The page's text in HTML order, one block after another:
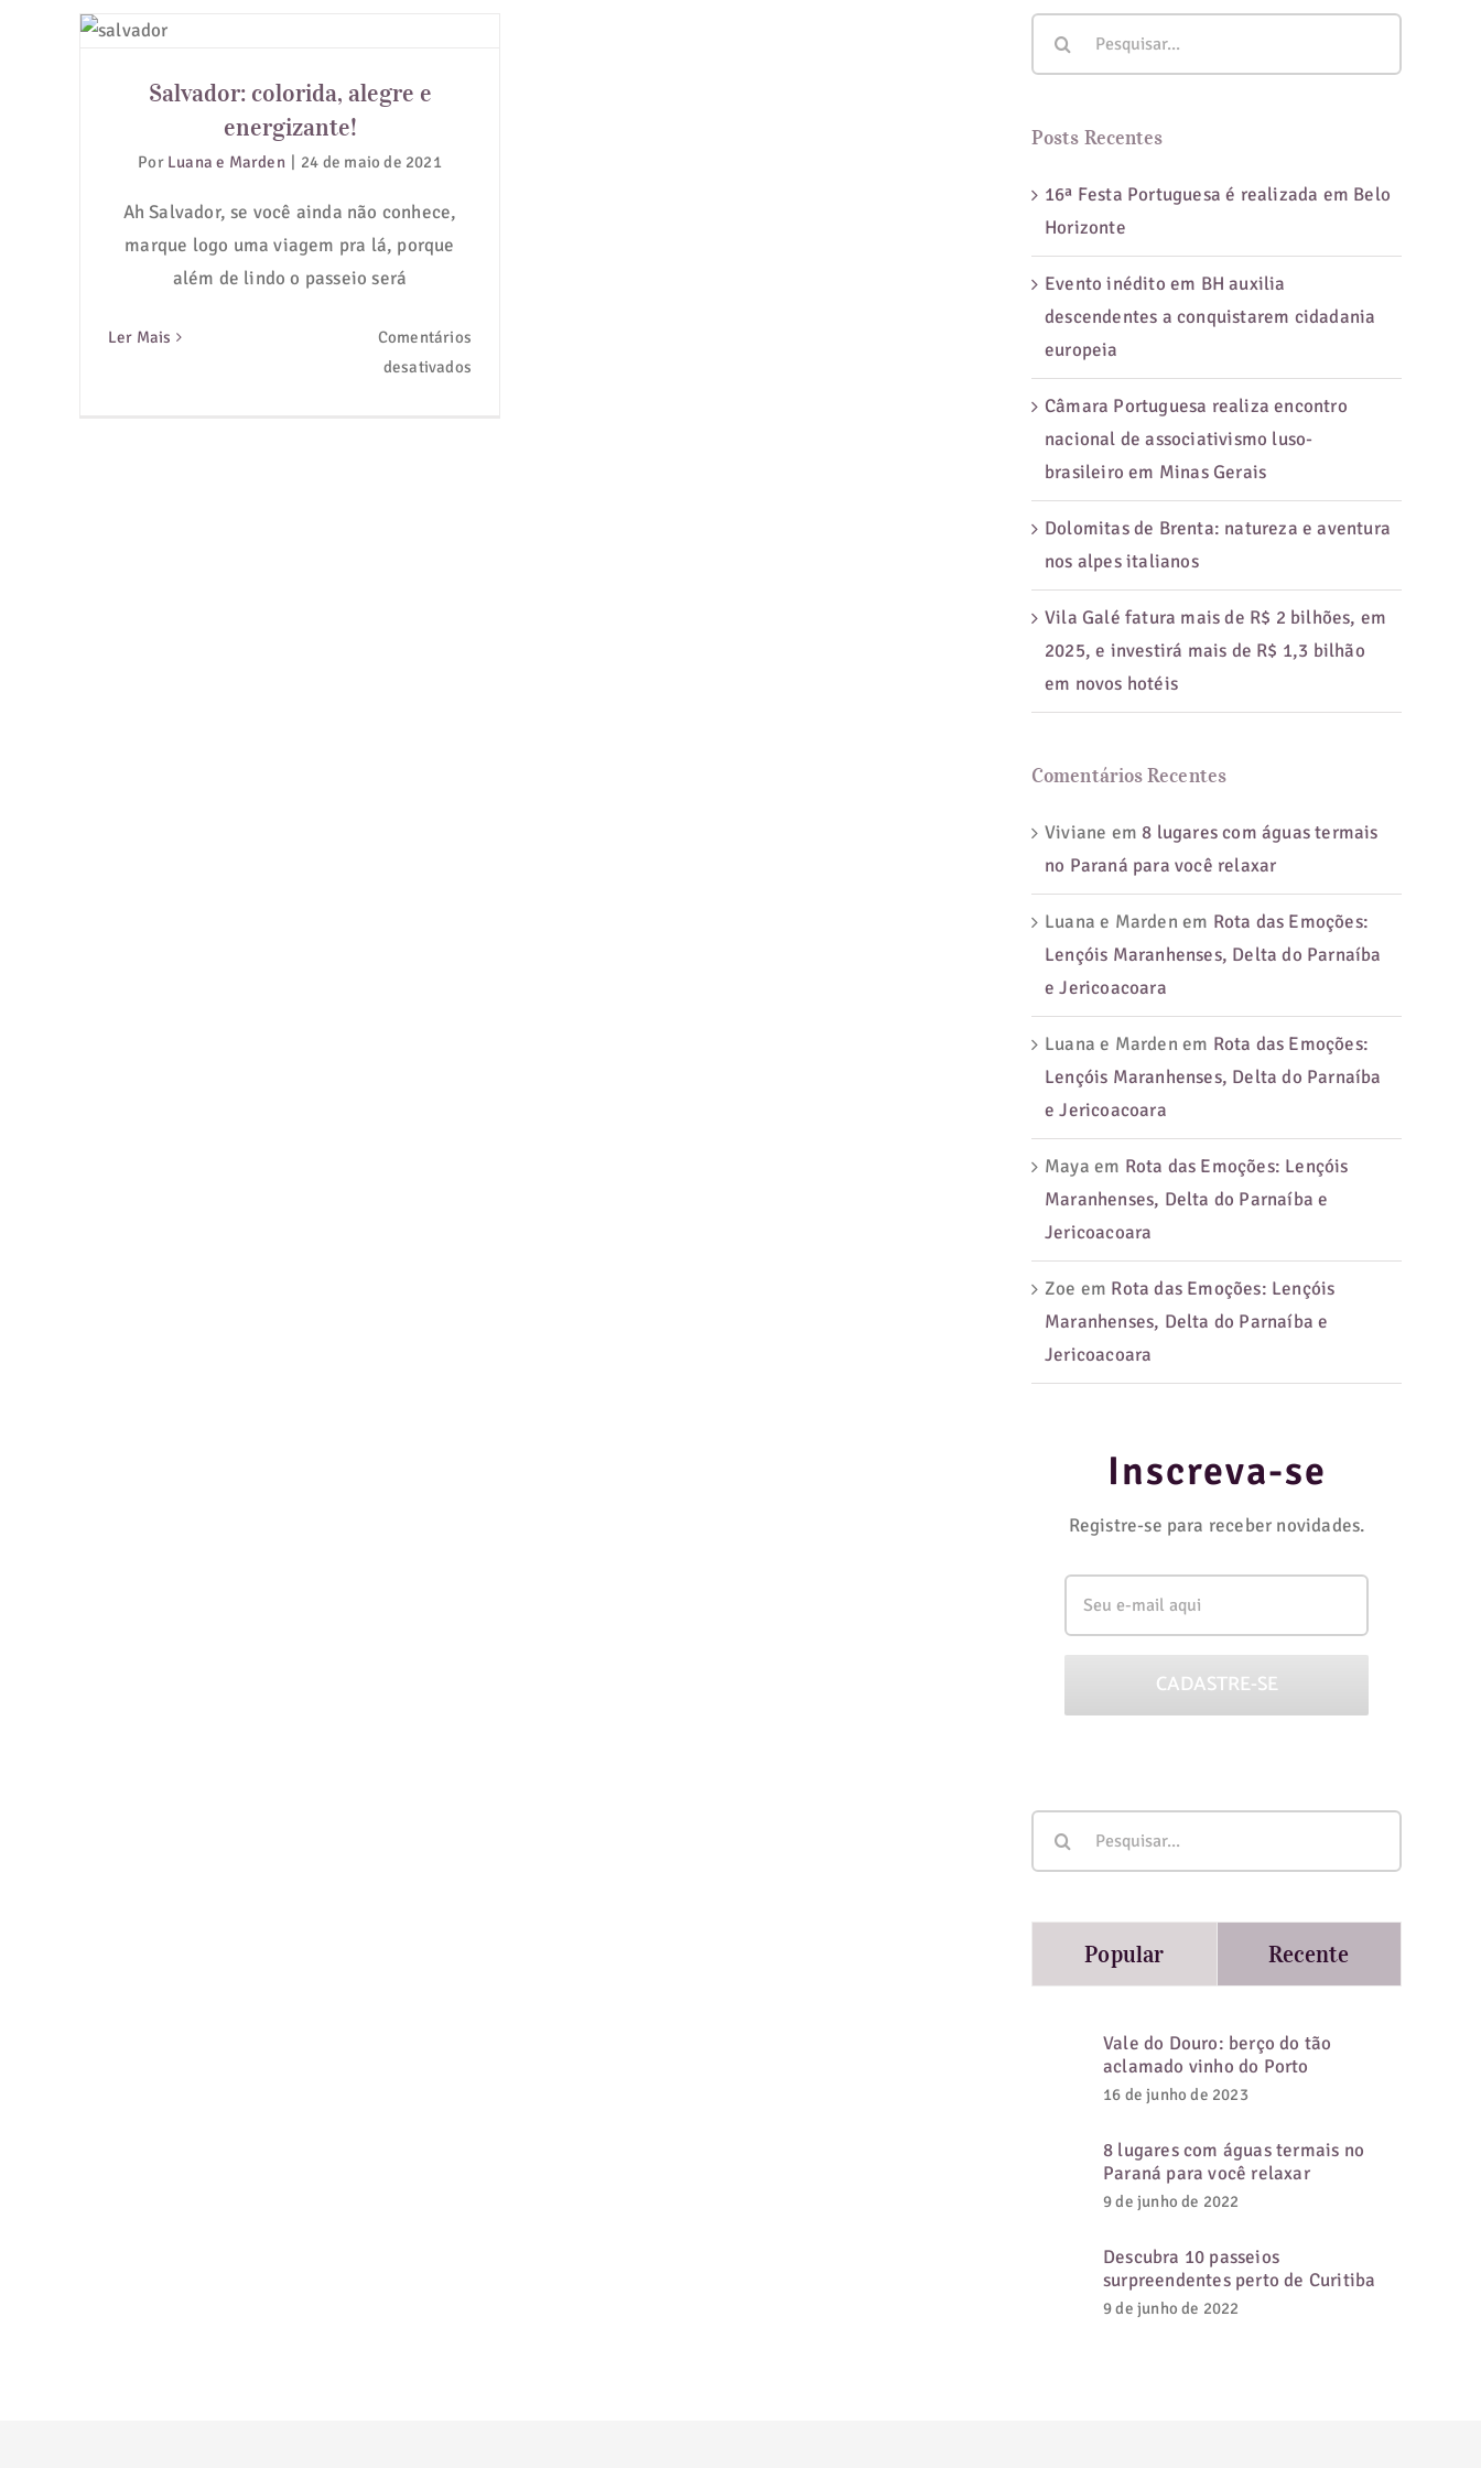
Salvador: colorida, alegre e
Salvador: colorida, alegre e
energizante!
Por Luana e Marden | 24 de maio de 2021
Ah Salvador, se você ainda não conhece,
marque logo uma viagem pra lá, porque
além de lindo o passeio será
Ler Mais
Comentários
desativados
Posts Recentes
16ª Festa Portuguesa é realizada em Belo
Horizonte
Evento inédito em BH auxilia
descendentes a conquistarem cidadania
europeia
Câmara Portuguesa realiza encontro
nacional de associativismo luso-
brasileiro em Minas Gerais
Dolomitas de Brenta: natureza e aventura
nos alpes italianos
Vila Galé fatura mais de R$ 2 bilhões, em
2025, e investirá mais de R$ 1,3 bilhão
em novos hotéis
Comentários Recentes
Viviane em 8 lugares com águas termais
no Paraná para você relaxar
Luana e Marden em Rota das Emoções:
Lençóis Maranhenses, Delta do Parnaíba
e Jericoacoara
Luana e Marden em Rota das Emoções:
Lençóis Maranhenses, Delta do Parnaíba
e Jericoacoara
Maya em Rota das Emoções: Lençóis
Maranhenses, Delta do Parnaíba e
Jericoacoara
Zoe em Rota das Emoções: Lençóis
Maranhenses, Delta do Parnaíba e
Jericoacoara
Inscreva-se
Registre-se para receber novidades.
Popular Recente
Vale do Douro: berço do tão
aclamado vinho do Porto
16 de junho de 2023
8 lugares com águas termais no
Paraná para você relaxar
9 de junho de 2022
Descubra 10 passeios
surpreendentes perto de Curitiba
9 de junho de 2022